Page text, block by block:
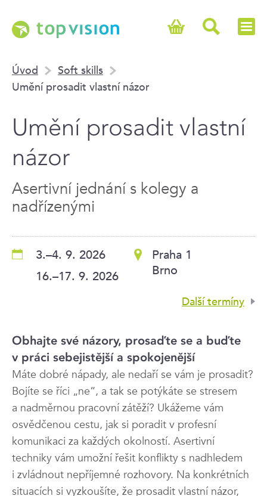
Úvod
Soft skills
Umění prosadit vlastní názor
Umění prosadit vlastní
názor
Asertivní jednání s kolegy a
nadřízenými
3.–4. 9. 2026
16.–17. 9. 2026
Praha 1
Brno
Další termíny
Obhajte své názory, prosaďte se a buďte
v práci sebejistější a spokojenější
Máte dobré nápady, ale nedaří se vám je prosadit?
Bojíte se říci „ne“, a tak se potýkáte se stresem
a nadměrnou pracovní zátěží? Ukážeme vám
osvědčenou cestu, jak si poradit v profesní
komunikaci za každých okolností. Asertivní
techniky vám umožní řešit konflikty s nadhledem
i zvládnout nepříjemné rozhovory. Na konkrétních
situacích si vyzkoušíte, že prosadit vlastní názor,